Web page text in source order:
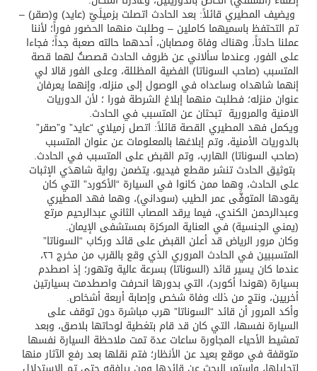
ويضيف المطيري قائلاً: بعد الحادث اتصلت بزميلَيّ (عايد) و(صقر) –
تم التحتفظ باسميهما كاملين – وطلبت منهما الحضور فوراً؛ لأننا
عملنا حادثاً، وهناك وفاة ومصابان، أحدهما حالته صعبة جداً؛ فجاءا
على الفور، وعندما سألاني عن ظروف الحادث قصصتُ لهما قصة
المتسبب (صاحب السوناتا) الفضية المظللة، وعلى الفور قالا لي
إنهما شاهداه وساعداه في الوصول إلى منزله، وإنهما يعرفان
عنوان منزله؛ فطلبت منهما إبلاغ الشرطة فورا ؛ لأن الدوريات
الامنية والمرورية تبحثان عن المتسبب في الحادث.
ويكمل فهد المطيري القصة قائلاً: اتصل زميلاي “عايد” و”صقر”
بالدوريات الأمنية، وتم إبلاغها بالمعلومات عن عنوان المتسبب
(صاحب السوناتا) الهارب، وتم القبض على المتسبب في الحادث.
بتوثيق الحادث تنشر مقطع فيديو، يتضمن رواية شاهدَي الإثبات
على الحادث، وهما ممن كانوا في السيارة “الأكورد” التي كان
يقودها المتوفَّى عمر الطيب (سوداني)، وهما فهد المطيري
وعبدالرحمن الكندي، فيما يرقد المصاب الثاني عبدالرحيم مرتع
(يمني الجنسية) في العناية المركزة بمستشفى الإيمان.
وكان مرور الرياض قد أعلن القبض على قائد وركاب “السوناتا”
المتسببين في الحادث المروري الذي وقع بالقرب من مخرج ٢٦،
عندما كان يسير قائد (السوناتا) بسرعة عالية وتهور؛ إذ اصطدم
بسيارة (هوندا أكورد)، التي بدورها انحرفت واصطدمت بسيارتين
أخريين، ونتج من ذلك وفاة شخص وإصابة أربعة أشخاص.
وأكد المرور أن قائد “السوناتا” هرب مباشرة دون توقف على
السيارة نفسها، التي كان قد قام بتغطية لوحاتها بلاصق، وبعد
تمشيط الأحياء المجاورة ساعات عدة تمت ملاحظة السيارة نفسها
متوقفة في موقع بعيد عن الأنظار؛ فتم نقلها بعد رفع الآثار منها